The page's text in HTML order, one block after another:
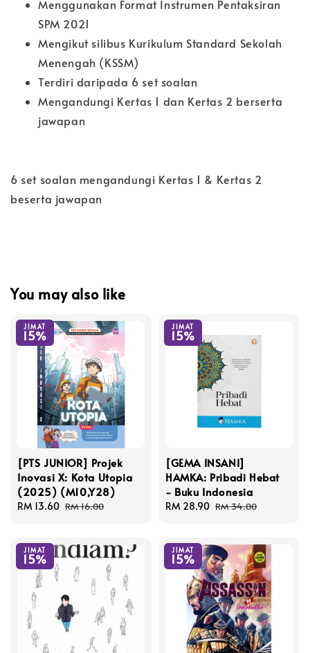
Menggunakan Format Instrumen Pentaksiran
SPM 2021
Mengikut silibus Kurikulum Standard Sekolah
Menengah (KSSM)
Terdiri daripada 6 set soalan
Mengandungi Kertas 1 dan Kertas 2 berserta
jawapan
6 set soalan mengandungi Kertas 1 & Kertas 2
beserta jawapan
You may also like
JIMAT
15%
[PTS JUNIOR] Projek
Inovasi X: Kota Utopia
(2025) (M10,Y28)
Sale
RM 13.60 Regular
RM 16.00
JIMAT
15%
[GEMA INSANI]
HAMKA: Pribadi Hebat
- Buku Indonesia
Sale
RM 28.90 Regular
RM 34.00
JIMAT
15%
JIMAT
15%